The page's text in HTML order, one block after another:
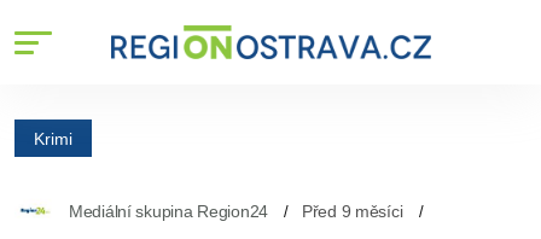
Krimi
Mediální skupina Region24 Před 9 měsíci